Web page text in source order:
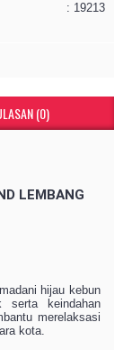
: 19213
(0)
LEMBANG
hijau kebun
keindahan
merelaksasi
kota.